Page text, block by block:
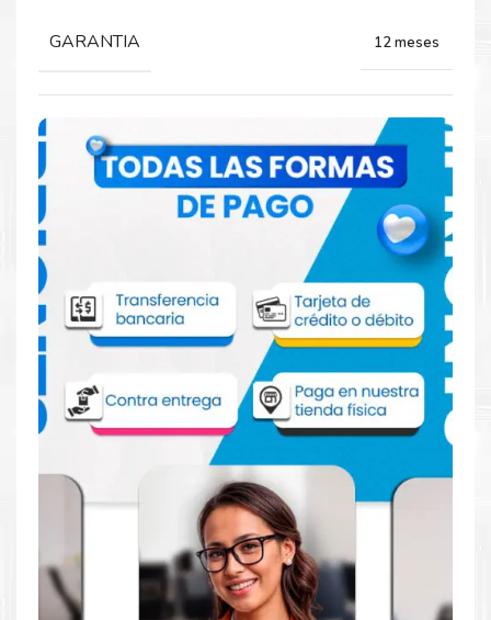
Comprar Tóner HP 650A Amarillo para
impresora HP CP5520 5525
Aprovecha nuestra experiencia y atención para adquirir tus
productos. Tenemos promociones todos los días. Escríbenos o
visítanos hoy para encontrar la solución perfecta para tu
impresoraHP, como la
Tóner HP 650A Amarillo para
impresoras CP5520, CP5525DN, CP5525N, CP5525XH,
M750N, M750DN, M750XH.
Dónde comprar Toner para impresora HP
CP5520 5525 en Lima o para provincia
GARANTIA 12 meses